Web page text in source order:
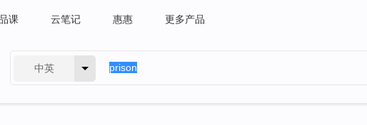
课 云笔记 惠惠 更多产品
中英